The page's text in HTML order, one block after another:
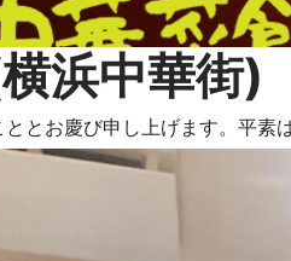
浜中華街)
とお慶び申し上げます。平素